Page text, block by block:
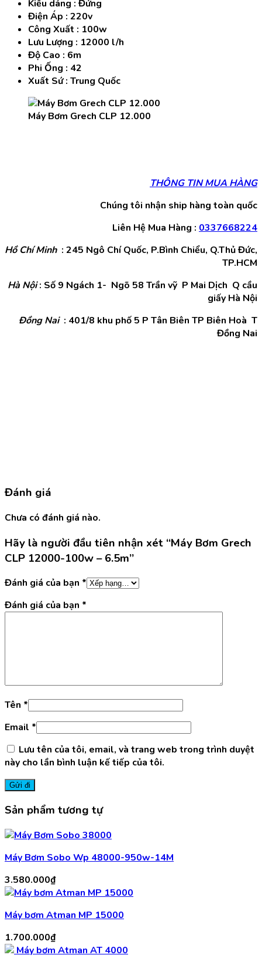
Kiểu dáng : Đứng
Điện Áp : 220v
Công Xuất : 100w
Lưu Lượng : 12000 l/h
Độ Cao : 6m
Phi Ống : 42
Xuất Sứ : Trung Quốc
Máy Bơm Grech CLP 12.000
THÔNG TIN MUA HÀNG
Chúng tôi nhận ship hàng toàn quốc
Liên Hệ Mua Hàng : 0337668224
Hồ Chí Minh: 245 Ngô Chí Quốc, P.Bình Chiểu, Q.Thủ Đức,
TP.HCM
Hà Nội: Số 9 Ngách 1- Ngõ 58 Trần vỹ P Mai Dịch Q cầu
giấy Hà Nội
Đồng Nai: 401/8 khu phố 5 P Tân Biên TP Biên Hoà T
Đồng Nai
Đánh giá
Chưa có đánh giá nào.
Hãy là người đầu tiên nhận xét “Máy Bơm Grech
CLP 12000-100w – 6.5m”
Đánh giá của bạn *
Đánh giá của bạn *
Tên *
Email *
Lưu tên của tôi, email, và trang web trong trình duyệt
này cho lần bình luận kế tiếp của tôi.
Sản phẩm tương tự
Máy Bơm Sobo Wp 48000-950w-14M
3.580.000₫
Máy bơm Atman MP 15000
1.700.000₫